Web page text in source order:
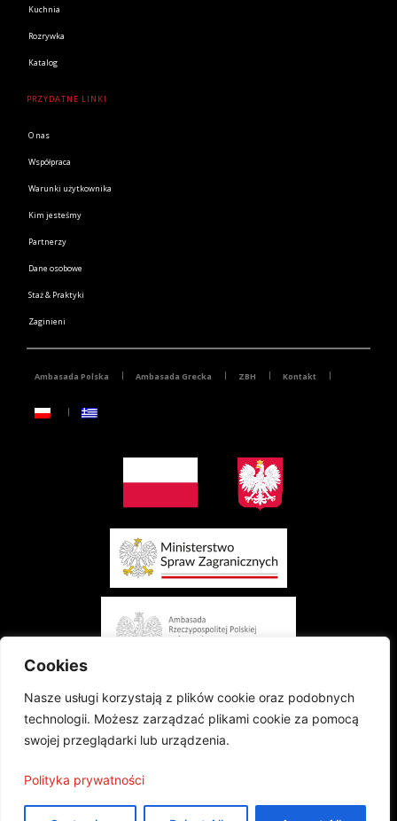
Cookies
Nasze usługi korzystają z plików cookie oraz podobnych
technologii. Możesz zarządzać plikami cookie za pomocą
swojej przeglądarki lub urządzenia.
Polityka prywatności
Kuchnia
Rozrywka
Katalog
PRZYDATNE LINKI
O nas
Współpraca
Warunki użytkownika
Kim jesteśmy
Partnerzy
Dane osobowe
Staż & Praktyki
Zaginieni
Ambasada Polska Ambasada Grecka ZBH Kontakt
Projekt finansowany przez Ministerstwo Spraw Zagranicznych Rzeczypospolitej
Polskiej w konkursie „Polonia i Polacy za Granicą 2024 - Regranting”